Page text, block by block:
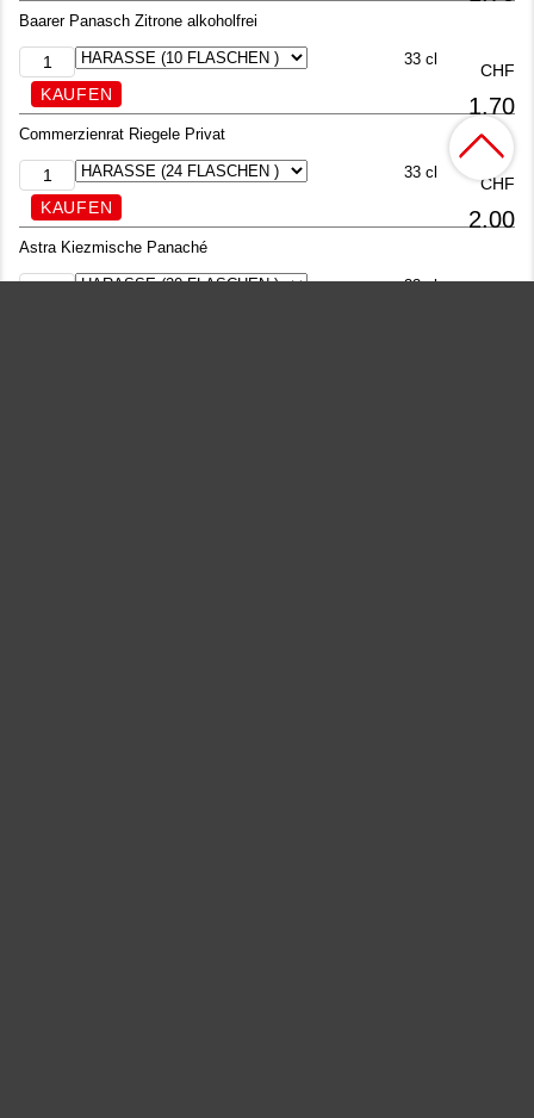
Baarer Panasch Zitrone alkoholfrei
33 cl
CHF
1.70
Commerzienrat Riegele Privat
33 cl
CHF
2.00
Astra Kiezmische Panaché
33 cl